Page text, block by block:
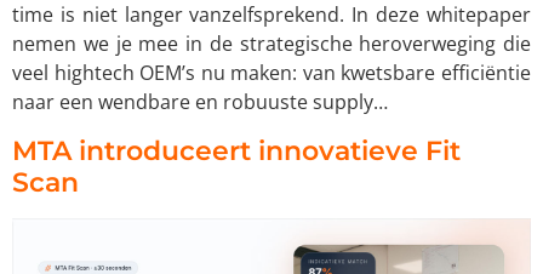
time is niet langer vanzelfsprekend. In deze whitepaper
nemen we je mee in de strategische heroverweging die
veel hightech OEM’s nu maken: van kwetsbare efficiëntie
naar een wendbare en robuuste supply…
MTA introduceert innovatieve Fit
Scan